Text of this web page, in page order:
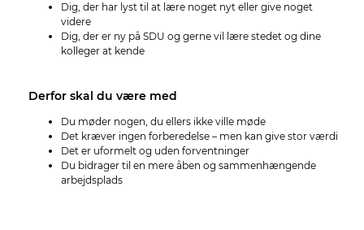
Dig, der har lyst til at lære noget nyt eller give noget
videre
Dig, der er ny på SDU og gerne vil lære stedet og dine
kolleger at kende
Derfor skal du være med
Du møder nogen, du ellers ikke ville møde
Det kræver ingen forberedelse – men kan give stor værdi
Det er uformelt og uden forventninger
Du bidrager til en mere åben og sammenhængende
arbejdsplads